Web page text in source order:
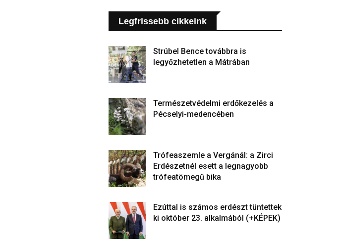
Legfrissebb cikkeink
Strúbel Bence továbbra is
legyőzhetetlen a Mátrában
Természetvédelmi erdőkezelés a
Pécselyi-medencében
Trófeaszemle a Vergánál: a Zirci
Erdészetnél esett a legnagyobb
trófeatömegű bika
Ezúttal is számos erdészt tüntettek
ki október 23. alkalmából (+KÉPEK)